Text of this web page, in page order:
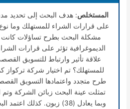
المستخلص: هدف البحث إلى تحديد
على قرارات الشراء للمستهلك وما نوع
مشكلة البحث بطرح تساؤلات كانت
الديموغرافية تؤثر على قرارات
علاقة تأثير وارتباط للتسويق
للمستهلك؟ تم اختيار شركة تركواز
طرح متجدد واعتمادها التسويق
تمثلت عينة البحث زبائن الشركة
وبما يعادل (38) زبون. كذلك